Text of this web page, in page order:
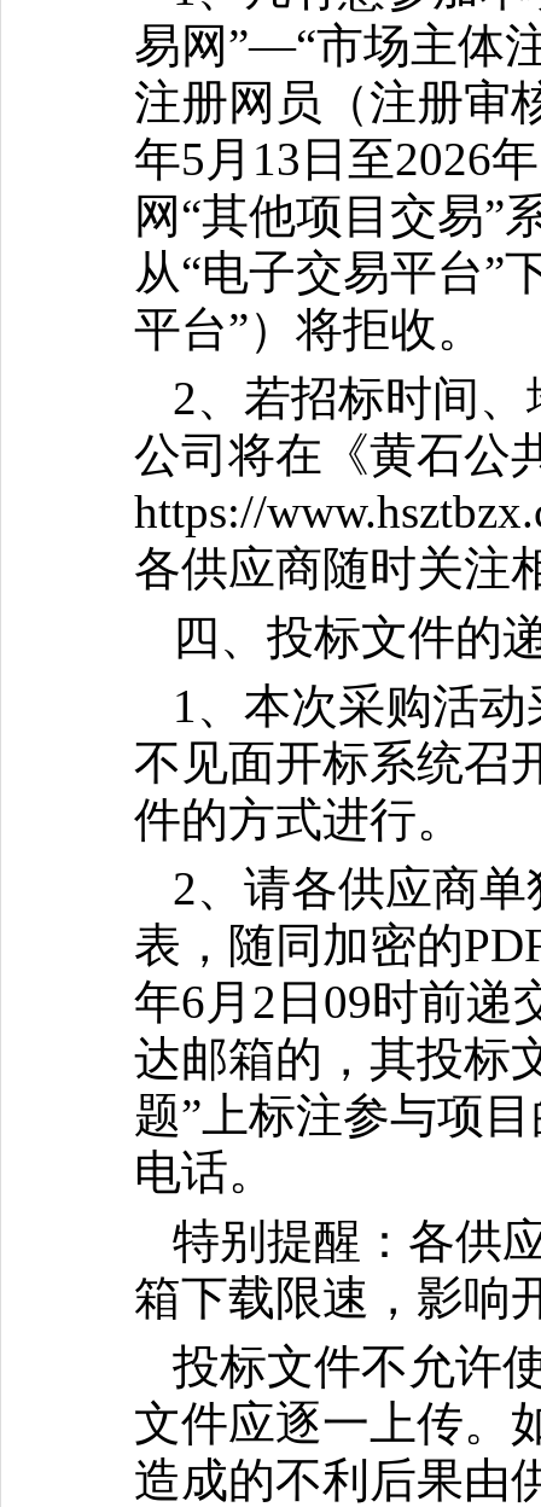
易网”—“市场主体
注册网员（注册审
年5月13日至2026
网“其他项目交易”
从“电子交易平台”
平台”）将拒收。
2、若招标时间
公司将在《黄石公
https://
各供应商随时关注
四、投标文件的
1、本次采购活
不见面开标系统召
件的方式进行。
2、请各供应商
表，随同加密的
年6月2日09时前递
达邮箱的，其投标
题”上标注参与项
电话。
特别提醒：各供
箱下载限速，影响
投标文件不允许
文件应逐一上传。
造成的不利后果由